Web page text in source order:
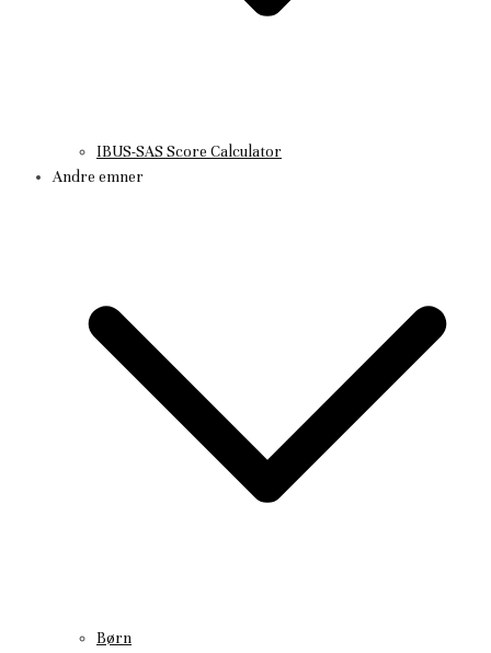
IBUS-SAS Score Calculator
Andre emner
Børn